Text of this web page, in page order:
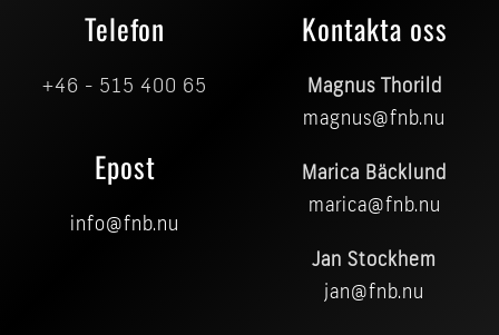
Telefon
+46 - 515 400 65
Epost
info@fnb.nu
Kontakta oss
Magnus Thorild
magnus@fnb.nu
Marica Bäcklund
marica@fnb.nu
Jan Stockhem
jan@fnb.nu